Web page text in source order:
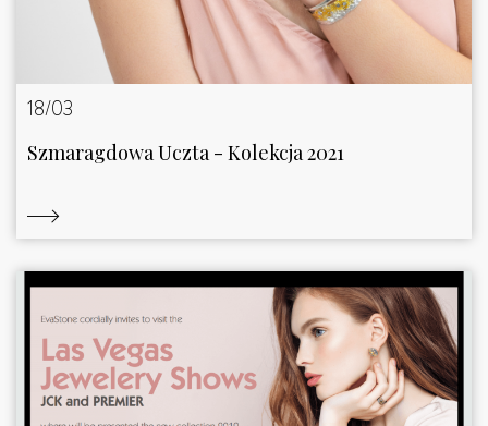
18/03
Szmaragdowa Uczta - Kolekcja 2021